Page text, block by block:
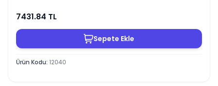
7431.84 TL
Sepete Ekle
Ürün Kodu: 12040